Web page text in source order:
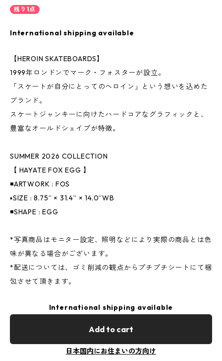
残り1点
International shipping available
【HEROIN SKATEBOARDS】
1999年ロンドンでマーク・フォスターが設立。
「スケートが自分にとってのヘロイン」という想いを込めた
ブランド。
スケートジャンキーに向けたハードコアなグラフィックと、
豊富なオールドシェイプが特徴。
SUMMER 2026 COLLECTION
【 HAYATE FOX EGG 】
◾️ARTWORK : FOS
▪️SIZE : 8.75” × 31.4” × 14.0”WB
◾️SHAPE : EGG
*写真商品はモニター設定、照明などにより実際の商品とは色
味が異なる場合がございます。
*配送については、ゴミ削減の観点からプチプチシートにて梱
包させて頂きます。
International shipping available
Add to cart
日本国内にお住まいの方向け